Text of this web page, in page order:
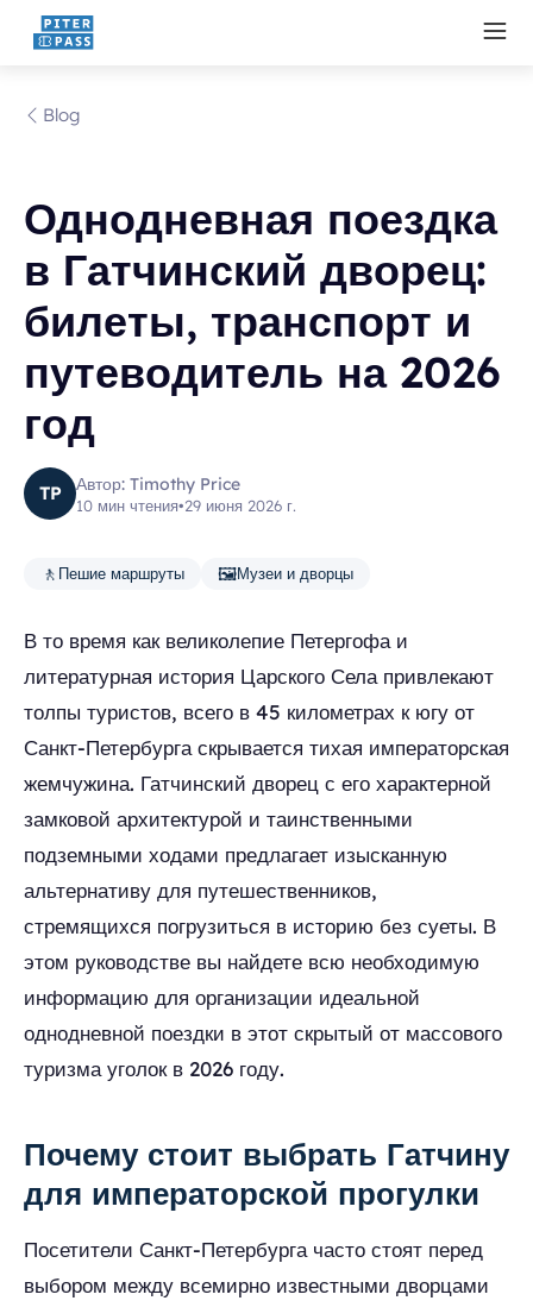
Blog
Однодневная поездка
в Гатчинский дворец:
билеты, транспорт и
путеводитель на 2026
год
TP Автор: Timothy Price
10 мин чтения•29 июня 2026 г.
🚶 Пешие маршруты 🖼️Музеи и дворцы
В то время как великолепие Петергофа и
литературная история Царского Села привлекают
толпы туристов, всего в 45 километрах к югу от
Санкт-Петербурга скрывается тихая императорская
жемчужина. Гатчинский дворец с его характерной
замковой архитектурой и таинственными
подземными ходами предлагает изысканную
альтернативу для путешественников,
стремящихся погрузиться в историю без суеты. В
этом руководстве вы найдете всю необходимую
информацию для организации идеальной
однодневной поездки в этот скрытый от массового
туризма уголок в 2026 году.
Почему стоит выбрать Гатчину
для императорской прогулки
Посетители Санкт-Петербурга часто стоят перед
выбором между всемирно известными дворцами